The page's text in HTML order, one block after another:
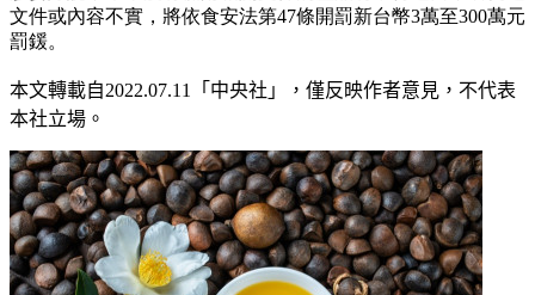
文件或內容不實，將依食安法第47條開罰新台幣3萬至300萬元
罰鍰。
本文轉載自2022.07.11 「中央社」
，僅反映作者意見，不代表
本社立場。